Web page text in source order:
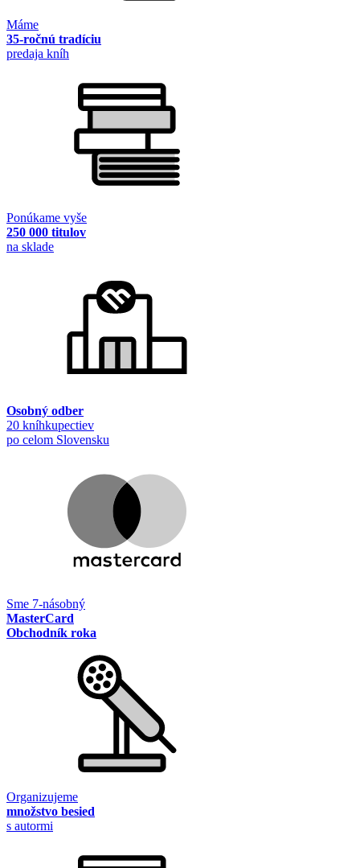
Máme
35-ročnú tradíciu
predaja kníh
Ponúkame vyše
250 000 titulov
na sklade
Osobný odber
20 kníhkupectiev
po celom Slovensku
Sme 7-násobný
MasterCard
Obchodník roka
Organizujeme
množstvo besied
s autormi